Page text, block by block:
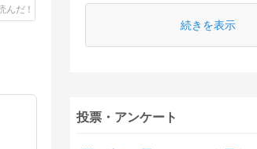
続きを表示
投票・アンケート